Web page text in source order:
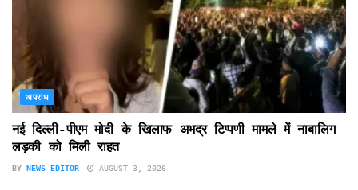
अपराध
नई दिल्ली-पीएम मोदी के खिलाफ अभद्र टिप्पणी मामले में नाबालिग
लड़की को मिली राहत
BY NEWS-EDITOR AUGUST 3, 2026